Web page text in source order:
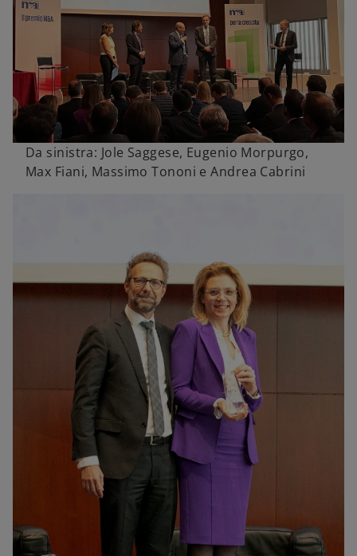
Da sinistra: Jole Saggese, Eugenio Morpurgo,
Max Fiani, Massimo Tononi e Andrea Cabrini